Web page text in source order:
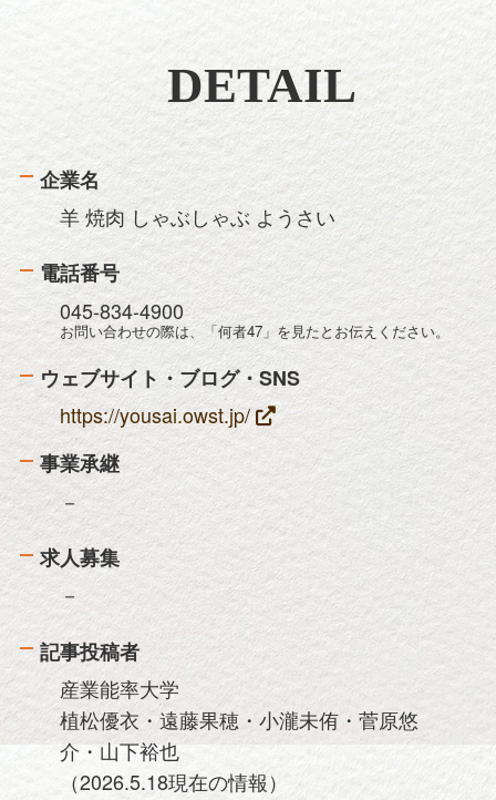
DETAIL
企業名
羊 焼肉 しゃぶしゃぶ ようさい
電話番号
045-834-4900
お問い合わせの際は、「何者47」を見たとお伝えください。
ウェブサイト・ブログ・SNS
https://yousai.owst.jp/
事業承継
－
求人募集
－
記事投稿者
産業能率大学
植松優衣・遠藤果穂・小瀧未侑・菅原悠
介・山下裕也
（2026.5.18現在の情報）